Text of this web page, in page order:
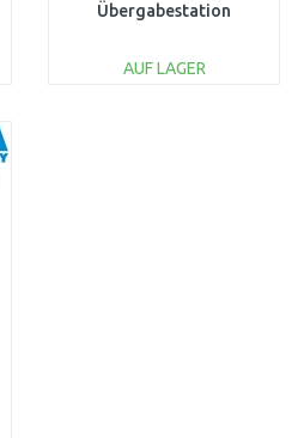
Übergabestation
AUF LAGER